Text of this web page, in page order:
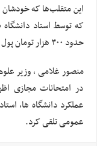
این متقلب‌ها که
که توسط استاد
حدود ۳۰۰ هزار تومان پول دریافت می کردند.
منصور غلامی ، وزیر
در امتحانات مجازی
عملکرد دانشگاه ها،
عمومی تلقی کرد.